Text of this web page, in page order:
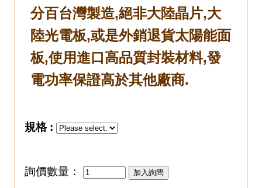
分百台灣製造,絕非大陸晶片,大
陸光電板,或是外銷退貨太陽能面
板,使用進口高品質封裝材料,發
電功率保證高於其他廠商.
規格 :
詢價數量：